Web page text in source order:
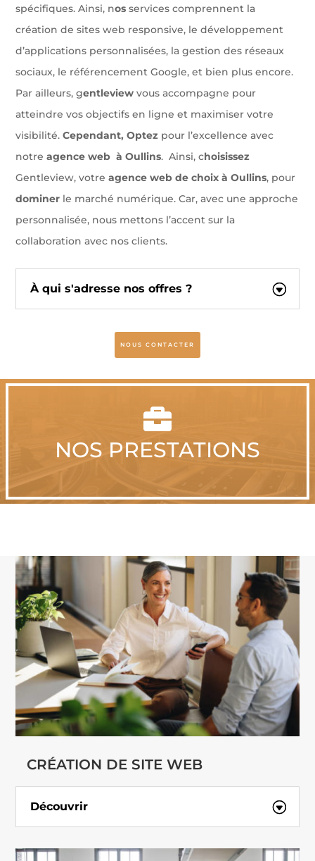
spécifiques. Ainsi, nos services comprennent la
création de sites web responsive, le développement
d’applications personnalisées, la gestion des réseaux
sociaux, le référencement Google, et bien plus encore.
Par ailleurs, gentleview vous accompagne pour
atteindre vos objectifs en ligne et maximiser votre
visibilité.Cependant, Optez pour l’excellence avec
notreagence web à Oullins. Ainsi, choisissez
Gentleview, votreagence web de choix à Oullins, pour
dominer le marché numérique. Car, avec une approche
personnalisée, nous mettons l’accent sur la
collaboration avec nos clients.
À qui s'adresse nos offres ?
NOUS CONTACTER

NOS PRESTATIONS
CRÉATION DE SITE WEB
Découvrir